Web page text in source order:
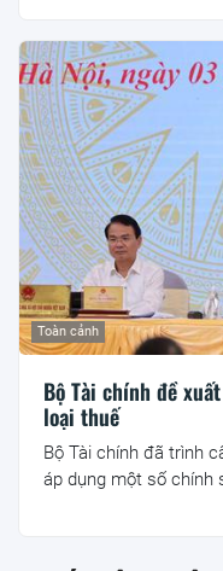
Bộ Tài chính đề
loại thuế
Toàn cảnh
Bộ Tài chính đã trình
áp dụng một số chính